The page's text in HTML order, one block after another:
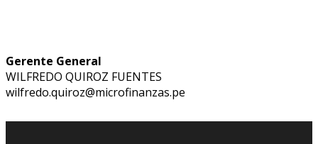
Gerente General
WILFREDO QUIROZ FUENTES
wilfredo.quiroz@microfinanzas.pe